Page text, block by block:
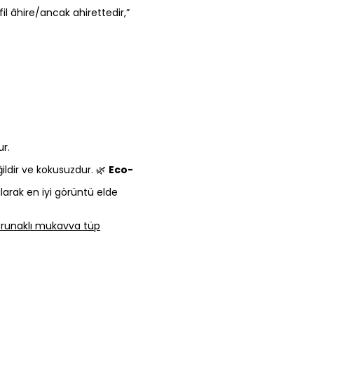
fil âhire/ancak ahirettedir,”
ve kokusuzdur. 🌿 Eco-
en iyi görüntü elde
mukavva tüp